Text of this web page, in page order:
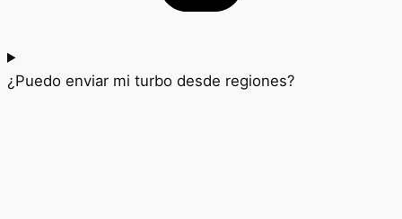
¿Puedo enviar mi turbo desde regiones?